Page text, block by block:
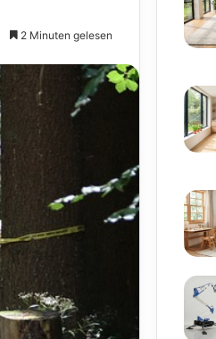
2 Minuten gelesen